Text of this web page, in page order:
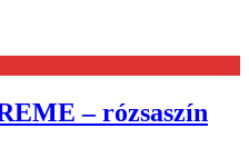
– rózsaszín